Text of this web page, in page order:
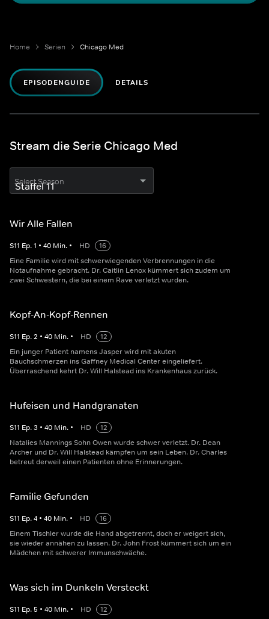
Home Serien Chicago Med
EPISODENGUIDE DETAILS
Stream die Serie Chicago Med
Select Season
Wir Alle Fallen
S11 Ep.1 • 40 Min. • HD
16
Eine Familie wird mit schwerwiegenden Verbrennungen in die
Notaufnahme gebracht. Dr. Caitlin Lenox kümmert sich zudem um
zwei Schwestern, die bei einem Rave verletzt wurden.
Kopf-An-Kopf-Rennen
S11 Ep.2 • 40 Min. • HD
12
Ein junger Patient namens Jasper wird mit akuten
Bauchschmerzen ins Gaffney Medical Center eingeliefert.
Überraschend kehrt Dr. Will Halstead ins Krankenhaus zurück.
Hufeisen und Handgranaten
S11 Ep.3 • 40 Min. • HD
12
Natalies Mannings Sohn Owen wurde schwer verletzt. Dr. Dean
Archer und Dr. Will Halstead kämpfen um sein Leben. Dr. Charles
betreut derweil einen Patienten ohne Erinnerungen.
Familie Gefunden
S11 Ep.4 • 40 Min. • HD
16
Einem Tischler wurde die Hand abgetrennt, doch er weigert sich,
sie wieder annähen zu lassen. Dr. John Frost kümmert sich um ein
Mädchen mit schwerer Immunschwäche.
Was sich im Dunkeln Versteckt
S11 Ep.5 • 40 Min. • HD
12